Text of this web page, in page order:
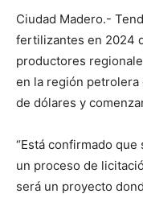
Ciudad Madero.-
fertilizantes en 2024
productores
en la región petrolera
de dólares y
“Está confirmado
un proceso de
será un proyecto